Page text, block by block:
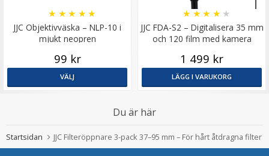
JJC Objektivväska – NLP-10 i
mjukt neopren
★ ★ ★ ★ ★
99 kr
VÄLJ
JJC FDA-S2 – Digitalisera 35 mm
och 120 film med kamera
★ ★ ★ ★ ★
1 499 kr
LÄGG I VARUKORG
Du är här
Startsidan JJC Filteröppnare 3-pack 37–95 mm – För hårt åtdragna filter